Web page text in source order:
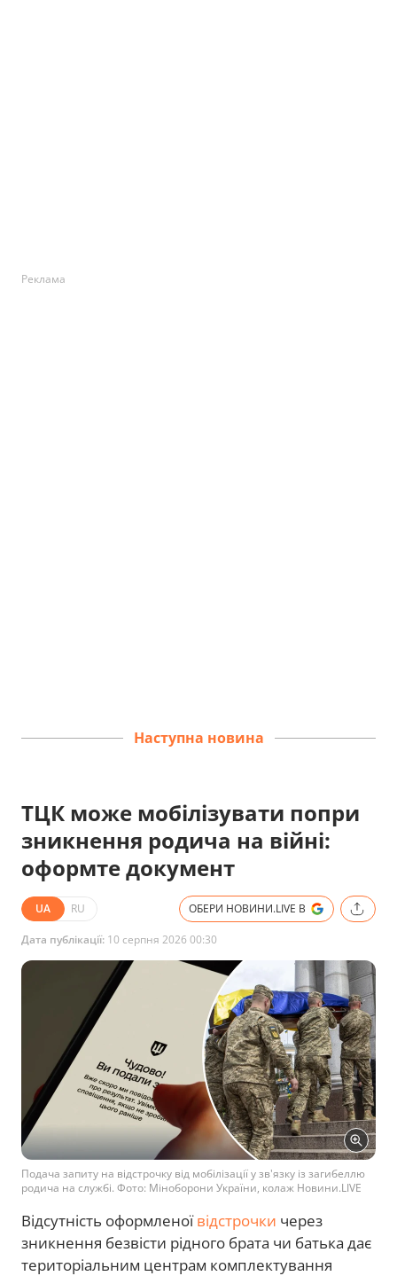
Реклама
Наступна новина
ТЦК може мобілізувати попри
зникнення родича на війні:
оформте документ
UA RU ОБЕРИ НОВИНИ.LIVE В
Дата публікації: 10 серпня 2026 00:30
Подача запиту на відстрочку від мобілізації у зв'язку із загибеллю
родича на службі. Фото: Міноборони України, колаж Новини.LIVE
Відсутність оформленоївідстрочки через
зникнення безвісти рідного брата чи батька дає
територіальним центрам комплектування